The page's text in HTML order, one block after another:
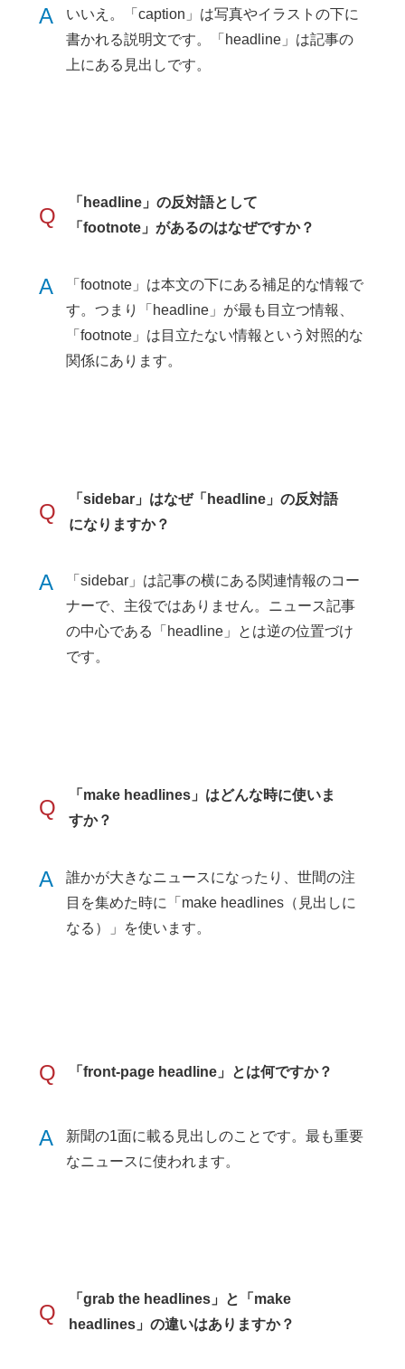
A
いいえ。「caption」は写真やイラストの下に
書かれる説明文です。「headline」は記事の
上にある見出しです。
Q
「headline」の反対語として
「footnote」があるのはなぜですか？
A
「footnote」は本文の下にある補足的な情報で
す。つまり「headline」が最も目立つ情報、
「footnote」は目立たない情報という対照的な
関係にあります。
Q
「sidebar」はなぜ「headline」の反対語
になりますか？
A
「sidebar」は記事の横にある関連情報のコー
ナーで、主役ではありません。ニュース記事
の中心である「headline」とは逆の位置づけ
です。
Q
「make headlines」はどんな時に使いま
すか？
A
誰かが大きなニュースになったり、世間の注
目を集めた時に「make headlines（見出しに
なる）」を使います。
Q 「front-page headline」とは何ですか？
A
新聞の1面に載る見出しのことです。最も重要
なニュースに使われます。
Q
「grab the headlines」と「make
headlines」の違いはありますか？